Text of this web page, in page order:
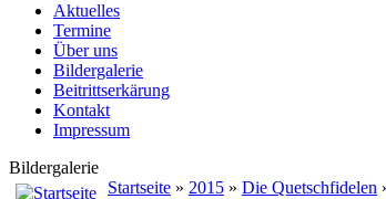
Aktuelles
Termine
Über uns
Bildergalerie
Beitrittserkärung
Kontakt
Impressum
Bildergalerie
Startseite » 2015 » Die Quetschfidelen